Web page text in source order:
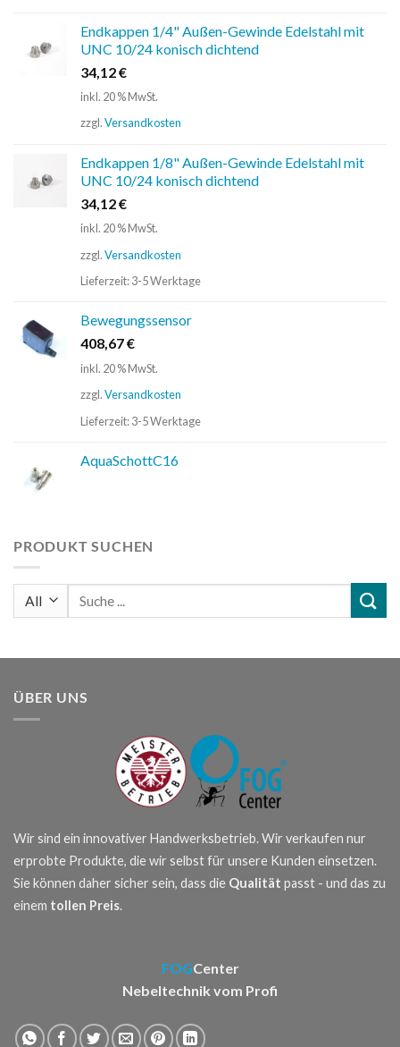
Endkappen 1/4" Außen-Gewinde Edelstahl mit
UNC 10/24 konisch dichtend
34,12€
inkl. 20 % MwSt.
zzgl.Versandkosten
Endkappen 1/8" Außen-Gewinde Edelstahl mit
UNC 10/24 konisch dichtend
34,12€
inkl. 20 % MwSt.
zzgl.Versandkosten
Lieferzeit:3-5 Werktage
Bewegungssensor
408,67€
inkl. 20 % MwSt.
zzgl.Versandkosten
Lieferzeit:3-5 Werktage
AquaSchottC16
PRODUKT SUCHEN
Suchen
nach:
ÜBER UNS
Wir sind ein innovativer Handwerksbetrieb. Wir verkaufen nur
erprobte Produkte, die wir selbst für unsere Kunden einsetzen.
Sie können daher sicher sein, dass die Qualität passt - und das zu
einem tollen Preis.
FOGCenter
Nebeltechnik vom Profi